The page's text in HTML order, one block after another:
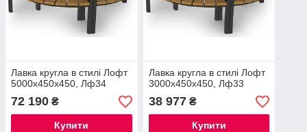
Лавка кругла в стилі Лофт
5000х450х450, Лф34
72 190 ₴
Купити
Лавка кругла в стилі Лофт
3000х450х450, Лф33
38 977₴
Купити